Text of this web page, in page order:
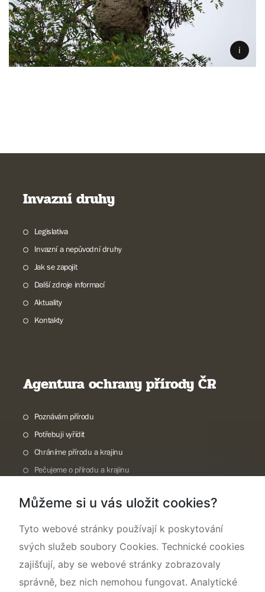
Invazní druhy
Legislativa
Invazní a nepůvodní druhy
Jak se zapojit
Další zdroje informací
Aktuality
Kontakty
Agentura ochrany přírody ČR
Poznávám přírodu
Potřebuji vyřídit
Chráníme přírodu a krajinu
Pečujeme o přírodu a krajinu
O nás
Můžeme si u vás uložit cookies?
Tyto webové stránky používají k poskytování
svých služeb soubory Cookies. Technické cookies
zajišťují, aby se webové stránky zobrazovaly
správně, bez nich nemohou fungovat. Analytické